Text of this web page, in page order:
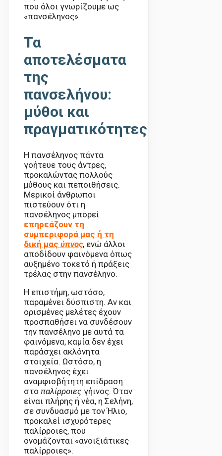
που όλοι γνωρίζουμε ως
«πανσέληνος».
Τα
αποτελέσματα
της
πανσελήνου:
μύθοι και
πραγματικότητες
Η πανσέληνος πάντα
γοήτευε τους άντρες,
προκαλώντας πολλούς
μύθους και πεποιθήσεις.
Μερικοί άνθρωποι
πιστεύουν ότι η
πανσέληνος μπορεί
επηρεάζουν τη
συμπεριφορά μας ή τη
δική μας ύπνος, ενώ άλλοι
αποδίδουν φαινόμενα όπως
αυξημένο τοκετό ή πράξεις
τρέλας στην πανσέληνο.
Η επιστήμη, ωστόσο,
παραμένει δύσπιστη. Αν και
ορισμένες μελέτες έχουν
προσπαθήσει να συνδέσουν
την πανσέληνο με αυτά τα
φαινόμενα, καμία δεν έχει
παράσχει ακλόνητα
στοιχεία. Ωστόσο, η
πανσέληνος έχει
αναμφισβήτητη επίδραση
στο παλίρροιες γήινος. Όταν
είναι πλήρης ή νέα, η Σελήνη,
σε συνδυασμό με τον Ήλιο,
προκαλεί ισχυρότερες
παλίρροιες, που
ονομάζονται «ανοιξιάτικες
παλίρροιες».